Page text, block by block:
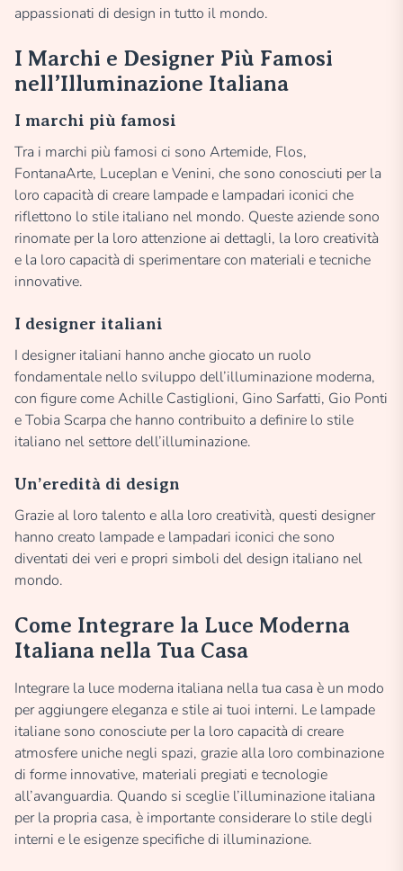
appassionati di design in tutto il mondo.
I Marchi e Designer Più Famosi
nell’Illuminazione Italiana
I marchi più famosi
Tra i marchi più famosi ci sono Artemide, Flos,
FontanaArte, Luceplan e Venini, che sono conosciuti per la
loro capacità di creare lampade e lampadari iconici che
riflettono lo stile italiano nel mondo. Queste aziende sono
rinomate per la loro attenzione ai dettagli, la loro creatività
e la loro capacità di sperimentare con materiali e tecniche
innovative.
I designer italiani
I designer italiani hanno anche giocato un ruolo
fondamentale nello sviluppo dell’illuminazione moderna,
con figure come Achille Castiglioni, Gino Sarfatti, Gio Ponti
e Tobia Scarpa che hanno contribuito a definire lo stile
italiano nel settore dell’illuminazione.
Un’eredità di design
Grazie al loro talento e alla loro creatività, questi designer
hanno creato lampade e lampadari iconici che sono
diventati dei veri e propri simboli del design italiano nel
mondo.
Come Integrare la Luce Moderna
Italiana nella Tua Casa
Integrare la luce moderna italiana nella tua casa è un modo
per aggiungere eleganza e stile ai tuoi interni. Le lampade
italiane sono conosciute per la loro capacità di creare
atmosfere uniche negli spazi, grazie alla loro combinazione
di forme innovative, materiali pregiati e tecnologie
all’avanguardia. Quando si sceglie l’illuminazione italiana
per la propria casa, è importante considerare lo stile degli
interni e le esigenze specifiche di illuminazione.